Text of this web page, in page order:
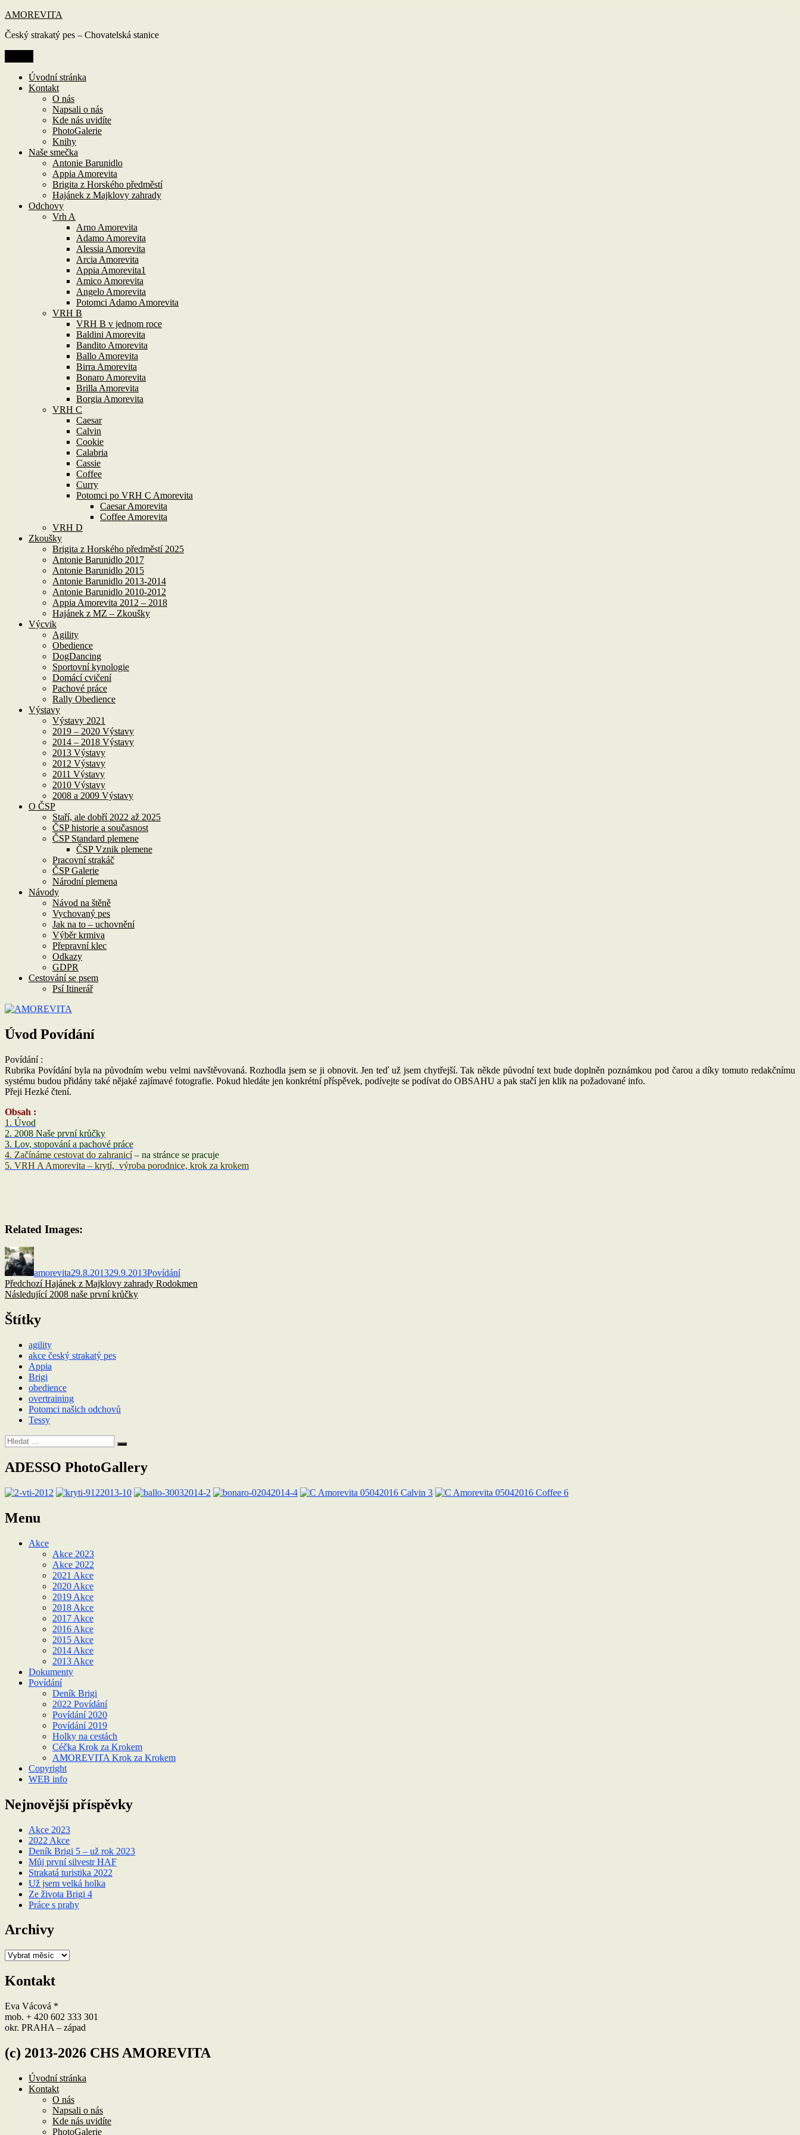
Přejít
obsahu
AMOREVITA
Český strakatý pes – Chovatelská stanice
Úvodní stránka
Kontakt
O nás
Napsali o nás
Kde nás uvidíte
PhotoGalerie
Knihy
Naše smečka
Antonie Barunidlo
Appia Amorevita
Brigita z Horského předměstí
Hajánek z Majklovy zahrady
Odchovy
Vrh A
Arno Amorevita
Adamo Amorevita
Alessia Amorevita
Arcia Amorevita
Appia Amorevita1
Amico Amorevita
Angelo Amorevita
Potomci Adamo Amorevita
VRH B
VRH B v jednom roce
Baldini Amorevita
Bandito Amorevita
Ballo Amorevita
Birra Amorevita
Bonaro Amorevita
Brilla Amorevita
Borgia Amorevita
VRH C
Caesar
Calvin
Cookie
Calabria
Cassie
Coffee
Curry
Potomci po VRH C Amorevita
Caesar Amorevita
Coffee Amorevita
VRH D
Zkoušky
Brigita z Horského předměstí 2025
Antonie Barunidlo 2017
Antonie Barunidlo 2015
Antonie Barunidlo 2013-2014
Antonie Barunidlo 2010-2012
Appia Amorevita 2012 – 2018
Hajánek z MZ – Zkoušky
Výcvik
Agility
Obedience
DogDancing
Sportovní kynologie
Domácí cvičení
Pachové práce
Rally Obedience
Výstavy
Výstavy 2021
2019 – 2020 Výstavy
2014 – 2018 Výstavy
2013 Výstavy
2012 Výstavy
2011 Výstavy
2010 Výstavy
2008 a 2009 Výstavy
O ČSP
Staří, ale dobří 2022 až 2025
ČSP historie a současnost
ČSP Standard plemene
ČSP Vznik plemene
Pracovní strakáč
ČSP Galerie
Národní plemena
Návody
Návod na štěně
Vychovaný pes
Jak na to – uchovnění
Výběr krmiva
Přepravní klec
Odkazy
GDPR
Cestování se psem
Psí Itinerář
Úvod Povídání
Povídání :
Rubrika Povídání byla na původním webu velmi navštěvovaná. Rozhodla jsem se ji obnovit. Jen teď už jsem chytřejší. Tak někde původní text bude doplněn poznámkou pod čarou a díky tomuto redakčnímu
systému budou přidány také nějaké zajímavé fotografie. Pokud hledáte jen konkrétní příspěvek, podívejte se podívat do OBSAHU a pak stačí jen klik na požadované info.
Přeji Hezké čtení.
Obsah :
1. Úvod
2. 2008 Naše první krůčky
3. Lov, stopování a pachové práce
4. Začínáme cestovat do zahranicí– na stránce se pracuje
5. VRH A Amorevita – krytí, výroba porodnice, krok za krokem
Related Images:
Autor:
amorevita29.8.201329.9.2013Povídání
Navigace
pro
příspěvek
Předchozí Předchozí
příspěvek:
Hajánek z Majklovy zahrady Rodokmen
Následující Následující
2008 naše první krůčky
Štítky
agility
akce český strakatý pes
Appia
Brigi
obedience
overtraining
Potomci našich odchovů
Tessy
Hledat:
Hledání
ADESSO PhotoGallery
Menu
Akce
Akce 2023
Akce 2022
2021 Akce
2020 Akce
2019 Akce
2018 Akce
2017 Akce
2016 Akce
2015 Akce
2014 Akce
2013 Akce
Dokumenty
Povídání
Deník Brigi
2022 Povídání
Povídání 2020
Povídání 2019
Holky na cestách
Céčka Krok za Krokem
AMOREVITA Krok za Krokem
Copyright
WEB info
Nejnovější příspěvky
Akce 2023
2022 Akce
Deník Brigi 5 – už rok 2023
Můj první silvestr HAF
Strakatá turistika 2022
Už jsem velká holka
Ze života Brigi 4
Práce s prahy
Archivy
Archivy
Kontakt
Eva Vácová *
mob. + 420 602 333 301
okr. PRAHA – západ
(c) 2013-2026 CHS AMOREVITA
Úvodní stránka
Kontakt
O nás
Napsali o nás
Kde nás uvidíte
PhotoGalerie